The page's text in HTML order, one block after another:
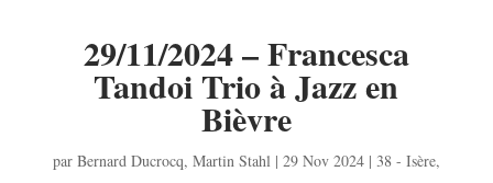
29/11/2024 – Francesca
Tandoi Trio à Jazz en
Bièvre
par Bernard Ducrocq, Martin Stahl| 29 Nov 2024| 38 - Isère,